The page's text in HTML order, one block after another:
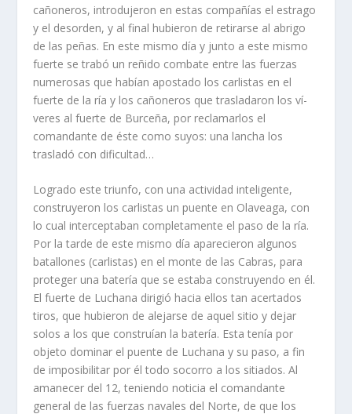
cañone­ros, introdujeron en estas compañí­as el estrago
y el desorden, y al final hubieron de retirarse al abrigo
de las peñas. En este mismo dí­a y junto a este mismo
fuerte se trabó un reñido combate entre las fuerzas
numerosas que habí­an apostado los carlistas en el
fuerte de la rí­a y los cañoneros que trasladaron los ví­
veres al fuerte de Burceña, por reclamarlos el
comandante de éste como suyos: una lancha los
trasladó con dificultad…
Logrado este triunfo, con una actividad inteligente,
construyeron los carlistas un puente en Olaveaga, con
lo cual interceptaban completamente el paso de la rí­a.
Por la tarde de este mismo dí­a aparecieron algunos
batallones (carlistas) en el monte de las Cabras, para
proteger una baterí­a que se estaba construyendo en él.
El fuerte de Luchana dirigió hacia ellos tan acertados
tiros, que hubieron de alejarse de aquel sitio y dejar
solos a los que construí­an la baterí­a. Esta tení­a por
objeto dominar el puente de Luchana y su paso, a fin
de imposibilitar por él todo socorro a los sitiados. Al
amanecer del 12, teniendo noticia el comandante
general de las fuerzas navales del Norte, de que los